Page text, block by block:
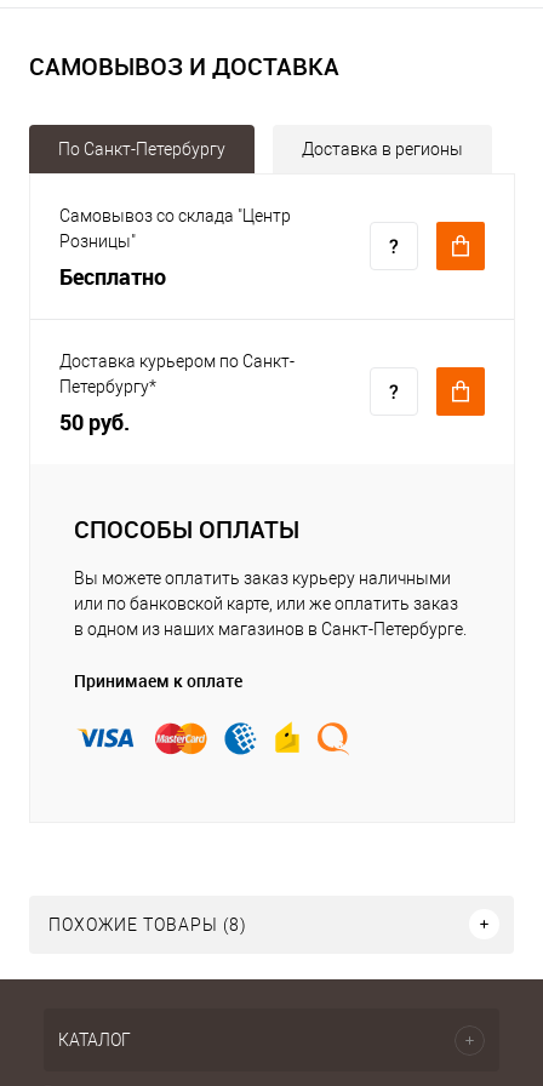
САМОВЫВОЗ И ДОСТАВКА
По Санкт-Петербургу Доставка в регионы
Самовывоз со склада "Центр
Розницы"
Бесплатно
Доставка курьером по Санкт-
Петербургу*
50 руб.
СПОСОБЫ ОПЛАТЫ
Вы можете оплатить заказ курьеру наличными
или по банковской карте, или же оплатить заказ
в одном из наших магазинов в Санкт-Петербурге.
Принимаем к оплате
ПОХОЖИЕ ТОВАРЫ (8)
КАТАЛОГ